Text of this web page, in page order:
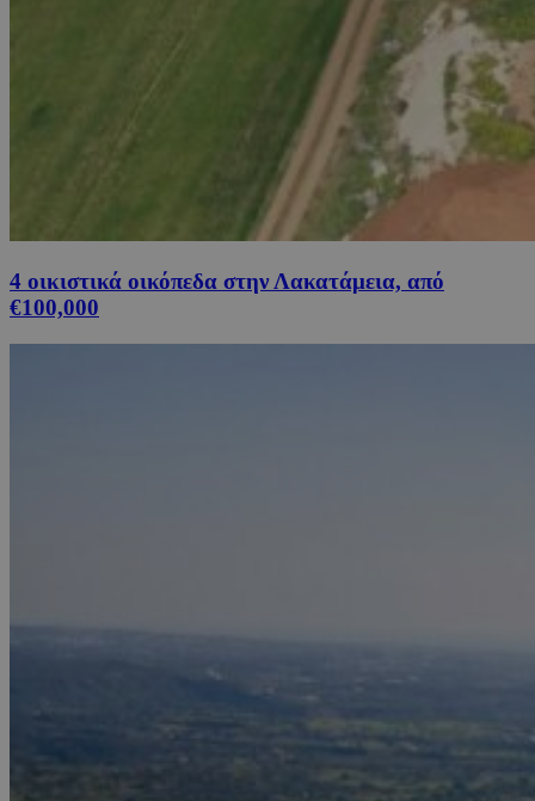
4 οικιστικά οικόπεδα στην Λακατάμεια, από
€100,000